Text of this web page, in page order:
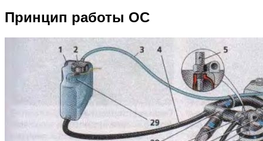
Принцип работы ОС